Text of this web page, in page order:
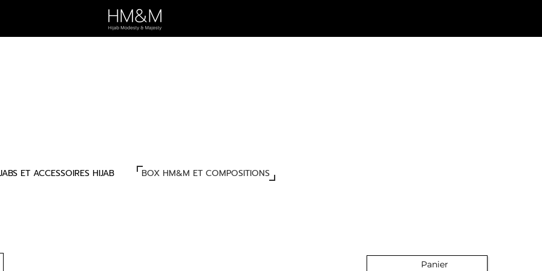
ET ACCESSOIRES HIJAB BOX HM&M ET COMPOSITIONS
Panier